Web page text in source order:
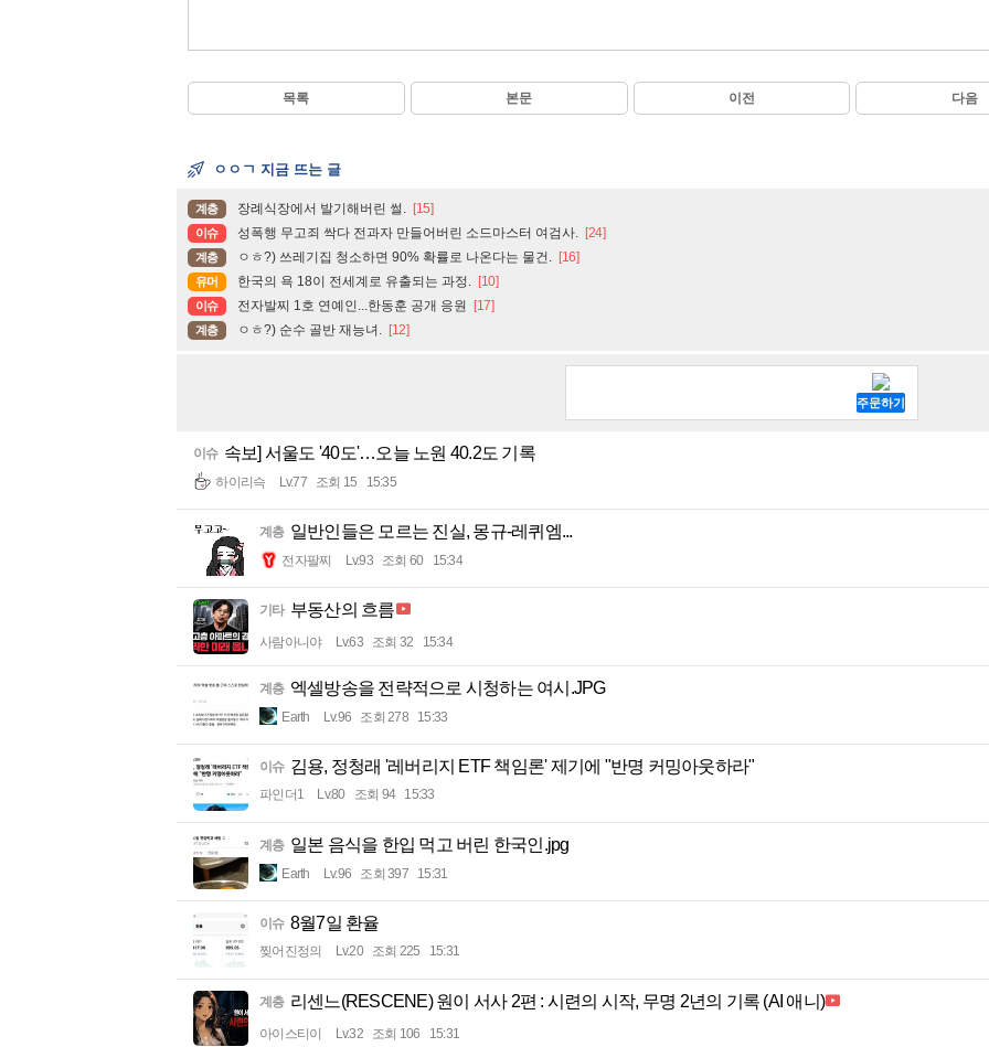
목록 본문 이전 다음
ㅇㅇㄱ 지금 뜨는 글
계층 장례식장에서 발기해버린 썰. [15]
이슈 성폭행 무고죄 싹다 전과자 만들어버린 소드마스터 여검사. [24]
계층 ㅇㅎ?) 쓰레기집 청소하면 90% 확률로 나온다는 물건. [16]
유머 한국의 욕 18이 전세계로 유출되는 과정. [10]
이슈 전자발찌 1호 연예인...한동훈 공개 응원 [17]
계층 ㅇㅎ?) 순수 골반 재능녀. [12]
이슈 속보] 서울도 '40도'…오늘 노원 40.2도 기록
하이리슥 Lv.77 조회 15 15:35
계층 일반인들은 모르는 진실, 몽규-레퀴엠...
전자팔찌 Lv.93 조회 60 15:34
기타 부동산의 흐름
사람아니야 Lv.63 조회 32 15:34
계층 엑셀방송을 전략적으로 시청하는 여시.JPG
Earth Lv.96 조회 278 15:33
이슈 김용, 정청래 '레버리지 ETF 책임론' 제기에 "반명 커밍아웃하라"
파인더1 Lv.80 조회 94 15:33
계층 일본 음식을 한입 먹고 버린 한국인.jpg
Earth Lv.96 조회 397 15:31
이슈 8월7일 환율
찢어진정의 Lv.20 조회 225 15:31
계층 리센느(RESCENE) 원이 서사 2편 : 시련의 시작, 무명 2년의 기록 (AI 애니)
아이스티이 Lv.32 조회 106 15:31